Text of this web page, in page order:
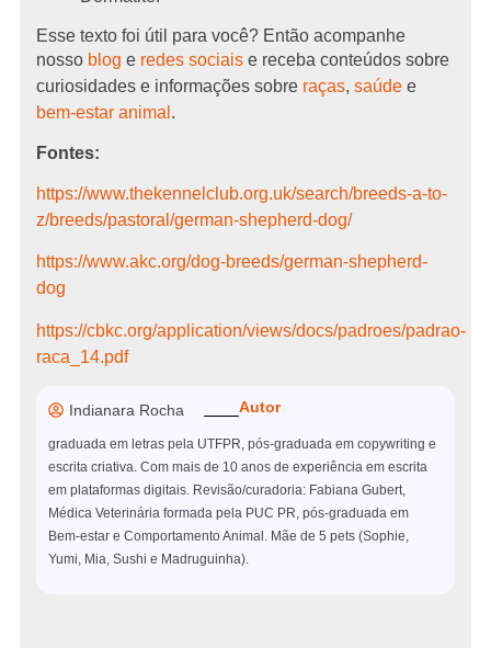
Esse texto foi útil para você? Então acompanhe
nosso blog e redes sociaise receba conteúdos sobre
curiosidades e informações sobre raças, saúdee
bem-estar animal .
Fontes:
https://www.thekennelclub.org.uk/search/breeds-a-to-
z/breeds/pastoral/german-shepherd-dog/
https://www.akc.org/dog-breeds/german-shepherd-
dog
https://cbkc.org/application/views/docs/padroes/padrao-
raca_14.pdf
Indianara Rocha Autor
graduada em letras pela UTFPR, pós-graduada em copywriting e
escrita criativa. Com mais de 10 anos de experiência em escrita
em plataformas digitais. Revisão/curadoria: Fabiana Gubert,
Médica Veterinária formada pela PUC PR, pós-graduada em
Bem-estar e Comportamento Animal. Mãe de 5 pets (Sophie,
Yumi, Mia, Sushi e Madruguinha).